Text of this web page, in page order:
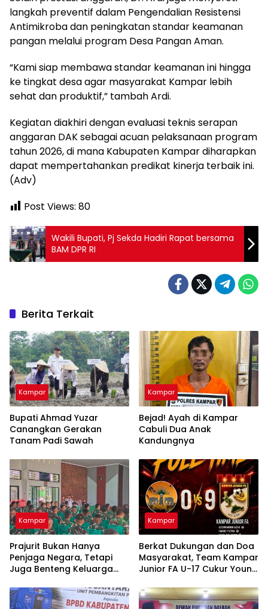
langkah preventif dalam Pengendalian Resistensi
Antimikroba dan peningkatan standar keamanan
pangan melalui program Desa Pangan Aman.
“Kami siap membawa standar keamanan ini hingga
ke tingkat desa agar masyarakat Kampar lebih
sehat dan produktif,” tambah Ardi.
Kegiatan diakhiri dengan evaluasi teknis serapan
anggaran DAK sebagai acuan pelaksanaan program
tahun 2026, di mana Kabupaten Kampar diharapkan
dapat mempertahankan predikat kinerja terbaik ini.
(Adv)
Post Views: 80
Wakili Bupati, Pj Sekda Hadiri Rapat bersama
BAM DPR RI
Berita Terkait
Kampar
Bupati Ahmad Yuzar
Canangkan Gerakan
Tanam Padi Sawah
Kampar
Bejad! Ayah di Kampar
Cabuli Dua Anak
Kandungnya
Kampar
Prajurit Bukan Hanya
Penjaga Negara, Tetapi
Juga Benteng Keluarga
Kampar
Berkat Dukungan dan Doa
Masyarakat, Team Kampar
Junior FA U-17 Cukur Young
Soeratin